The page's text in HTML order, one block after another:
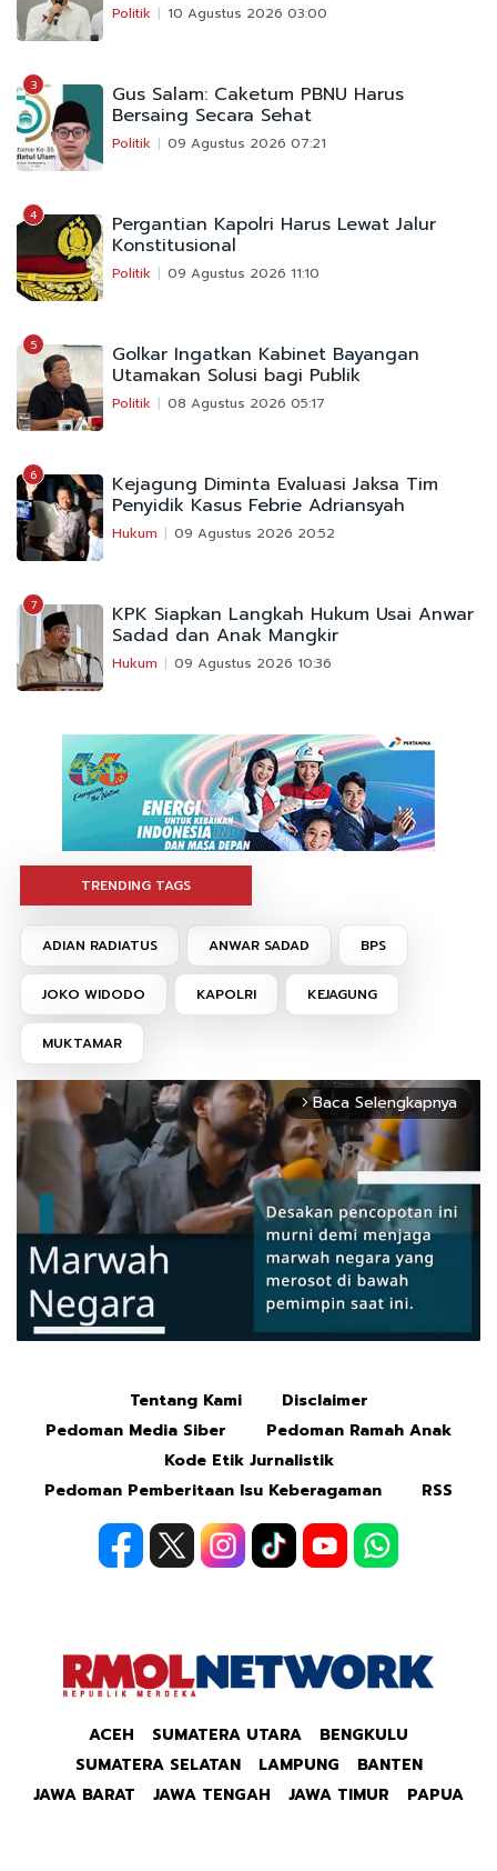
Politik 10 Agustus 2026 03:00
3 Gus Salam: Caketum PBNU Harus
Bersaing Secara Sehat
Politik 09 Agustus 2026 07:21
4 Pergantian Kapolri Harus Lewat Jalur
Konstitusional
Politik 09 Agustus 2026 11:10
5 Golkar Ingatkan Kabinet Bayangan
Utamakan Solusi bagi Publik
Politik 08 Agustus 2026 05:17
6 Kejagung Diminta Evaluasi Jaksa Tim
Penyidik Kasus Febrie Adriansyah
Hukum 09 Agustus 2026 20:52
7 KPK Siapkan Langkah Hukum Usai Anwar
Sadad dan Anak Mangkir
Hukum 09 Agustus 2026 10:36
TRENDING TAGS
ADIAN RADIATUS ANWAR SADAD BPS
JOKO WIDODO KAPOLRI KEJAGUNG
MUKTAMAR
arrow_forward_ios Baca Selengkapnya
Tentang Kami
Disclaimer
Pedoman Media Siber
Pedoman Ramah Anak
Kode Etik Jurnalistik
Pedoman Pemberitaan Isu Keberagaman
RSS
ACEH SUMATERA UTARA
BENGKULU
SUMATERA SELATAN
LAMPUNG
BANTEN
JAWA BARAT
JAWA TENGAH JAWA TIMUR PAPUA